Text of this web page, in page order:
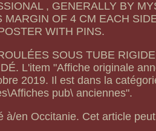
, GENERALLY BY
OF 4 CM EACH
WITH PINS.
SOUS TUBE
L'item "Affiche originale
2019. Il est dans la
pub\ anciennes".
en Occitanie. Cet article